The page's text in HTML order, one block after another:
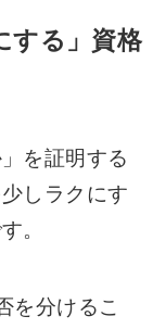
する」資格
を証明する
しラクにす
。
を分けるこ